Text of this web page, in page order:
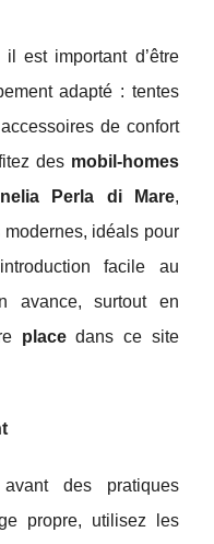
il est important d’être
adapté : tentes
de confort
des mobil-homes
Perla di Mare,
idéals pour
facile au
avance, surtout en
placedans ce site
des pratiques
propre, utilisez les